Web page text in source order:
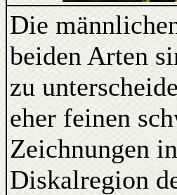
Die
beiden Arten
zu
eher feinen
Zeichnungen
Diskalregion